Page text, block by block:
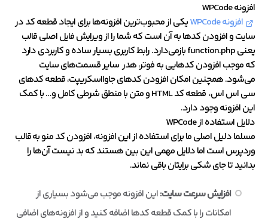
افزونه WPCode
افزونه WPCode
یکی از محبوب‌ترین افزونه‌ها برای ایجاد قطعه کد در
سایت و افزودن کدها به آن است که شما را از ویرایش فایل اصلی قالب
یعنی function.php بازمی‌دارد. رابط کاربری بسیار ساده و کاربردی دارد
که موجب افزودن کدهایی به فوتر، هدر سایر قسمت‌های سایت
می‌شود. همچنین امکان افزودن کدهای جاوااسکریپت، قطعه کدهای
سی اس اس، قطعه کد HTML و متن با منطق شرطی کامل و… با کمک
این افزونه وجود دارد.
دلایل استفاده از WPCode
مسلما دلیل اصلی ما برای استفاده از این افزونه، افزودن کد منو به قالب
وردپرس است اما دلایل مهمی این بین هستند که بد نیست آن‌ها را
بدانید تا جای شکی برایتان باقی نماند.
افزایش سرعت سایت:این افزونه موجب می‌شود بسیاری از
امکانات را با کمک قطعه کدها اضافه کنید و از افزونه‌های اضافی